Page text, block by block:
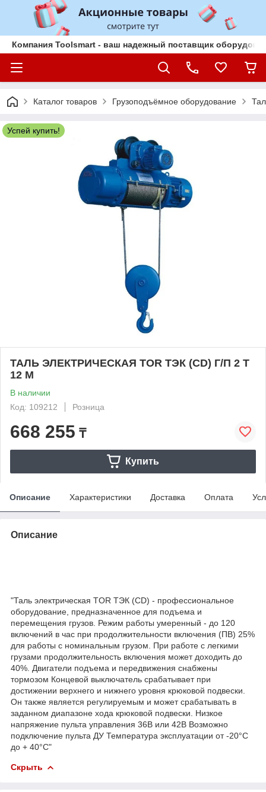
Компания Toolsmart - ваш надежный поставщик
Каталог товаров Грузоподъёмное оборудование
Успей купить!
ТАЛЬ ЭЛЕКТРИЧЕСКАЯ TOR ТЭК (CD) Г/П 2 Т
12 М
В наличии
Код: 109212
Розница
668 255 ₸
Купить
Описание Характеристики Доставка Оплата
Описание
"Таль электрическая TOR ТЭК (CD) - профессиональное
оборудование, предназначенное для подъема и
перемещения грузов. Режим работы умеренный - до 120
включений в час при продолжительности включения (ПВ) 25%
для работы с номинальным грузом. При работе с легкими
грузами продолжительность включения может доходить до
40%. Двигатели подъема и передвижения снабжены
тормозом Концевой выключатель срабатывает при
достижении верхнего и нижнего уровня крюковой подвески.
Он также является регулируемым и может срабатывать в
заданном диапазоне хода крюковой подвески. Низкое
напряжение пульта управления 36В или 42В Возможно
подключение пульта ДУ Температура эксплуатации от -20°C
до + 40°C"
Скрыть